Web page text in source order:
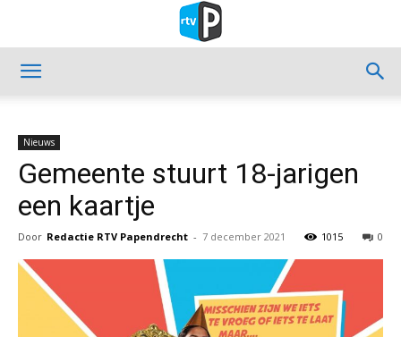
Nieuws
Gemeente stuurt 18-jarigen
een kaartje
Door Redactie RTV Papendrecht - 7 december 2021 0
1015